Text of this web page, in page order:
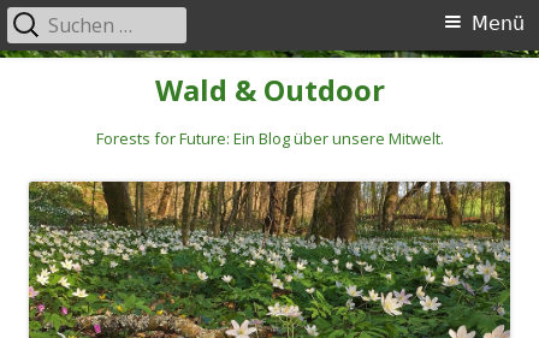
Wald & Outdoor
Forests for Future: Ein Blog über unsere Mitwelt.
Primäres
Menü
Suchen
nach: